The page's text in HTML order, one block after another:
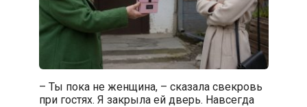
– Ты пока не женщина, – сказала свекровь
при гостях. Я закрыла ей дверь. Навсегда